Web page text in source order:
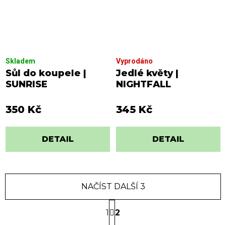
Sůl do koupele |
SUNRISE
Skladem
350 Kč
DETAIL
Jedlé květy |
NIGHTFALL
Vyprodáno
345 Kč
DETAIL
NAČÍST DALŠÍ 3
S
t
1 2